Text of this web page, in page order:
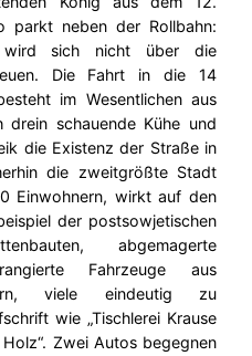
parkt neben der Rollbahn:
wird sich nicht über die
Die Fahrt in die 14
im Wesentlichen aus
drein schauende Kühe und
die Existenz der Straße in
die zweitgrößte Stadt
Einwohnern, wirkt auf den
der postsowjetischen
abgemagerte
Fahrzeuge aus
viele eindeutig zu
wie „Tischlerei Krause
Zwei Autos begegnen